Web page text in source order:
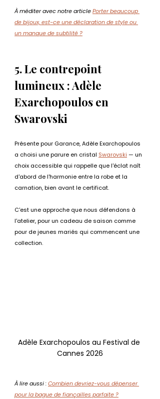
À méditer avec notre article Porter beaucoup
de bijoux, est-ce une déclaration de style ou
un manque de subtilité ?
5. Le contrepoint
lumineux : Adèle
Exarchopoulos en
Swarovski
Présente pour Garance, Adèle Exarchopoulos
a choisi une parure en cristal Swarovski — un
choix accessible qui rappelle que l'éclat naît
d'abord de l'harmonie entre la robe et la
carnation, bien avant le certificat.
C'est une approche que nous défendons à
l'atelier, pour un cadeau de saison comme
pour de jeunes mariés qui commencent une
collection.
Adèle Exarchopoulos au Festival de
Cannes 2026
À lire aussi : Combien devriez-vous dépenser
pour la bague de fiançailles parfaite ?